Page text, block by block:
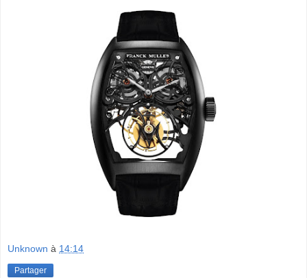
Unknown à 14:14
Partager